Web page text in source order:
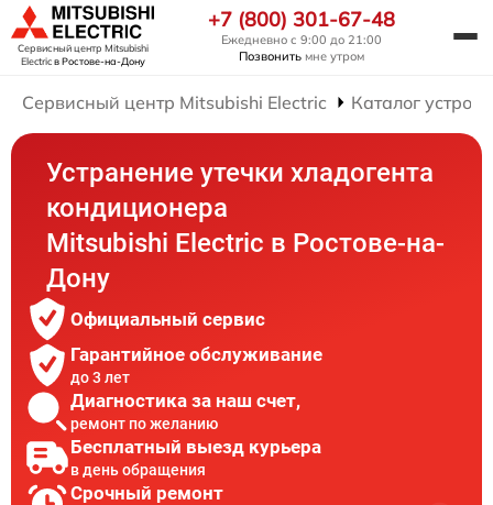
Сервисный центр Mitsubishi
Electricв Ростове-на-Дону
+7 (800) 301-67-48
Ежедневно с 9:00 до 21:00
Позвонить мне утром
Сервисный центр Mitsubishi Electric Каталог
Устранение утечки хладогента
кондиционера
Mitsubishi Electric в Ростове-на-
Дону
Официальный сервис
Гарантийное обслуживание
до 3 лет
Диагностика за наш счет,
ремонт по желанию
Бесплатный выезд курьера
в день обращения
Срочный ремонт